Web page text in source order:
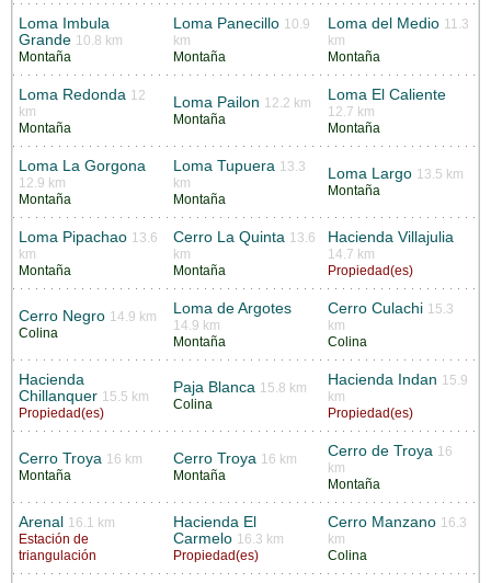
Loma Imbula
Grande 10.8 km
Montaña
Loma Panecillo 10.9
km
Montaña
Loma del Medio 11.3
km
Montaña
Loma Redonda 12
km
Montaña
Loma Pailon 12.2 km
Montaña
Loma El Caliente
12.7 km
Montaña
Loma La Gorgona
12.9 km
Montaña
Loma Tupuera 13.3
km
Montaña
Loma Largo 13.5 km
Montaña
Loma Pipachao 13.6
km
Montaña
Cerro La Quinta 13.6
km
Montaña
Hacienda Villajulia
14.7 km
Propiedad(es)
Cerro Negro 14.9 km
Colina
Loma de Argotes
14.9 km
Montaña
Cerro Culachi 15.3
km
Colina
Hacienda
Chillanquer 15.5 km
Propiedad(es)
Paja Blanca 15.8 km
Colina
Hacienda Indan 15.9
km
Propiedad(es)
Cerro Troya 16 km
Montaña
Cerro Troya 16 km
Montaña
Cerro de Troya 16
km
Montaña
Arenal
16.1 km
Estación de
triangulación
Hacienda El
Carmelo 16.3 km
Propiedad(es)
Cerro Manzano 16.3
km
Colina